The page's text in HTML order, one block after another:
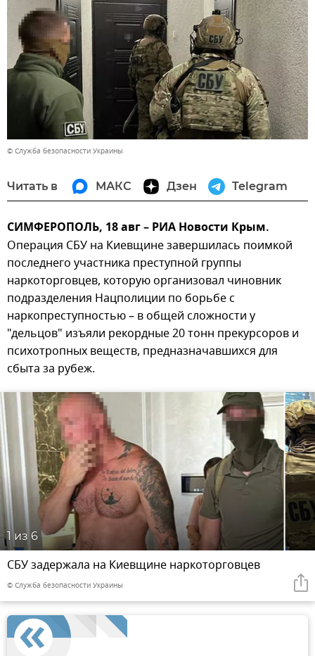
© Служба безопасности Украины
Читать в МАКС Дзен Telegram
СИМФЕРОПОЛЬ, 18 авг – РИА Новости Крым.
Операция СБУ на Киевщине завершилась поимкой
последнего участника преступной группы
наркоторговцев, которую организовал чиновник
подразделения Нацполиции по борьбе с
наркопреступностью – в общей сложности у
"дельцов" изъяли рекордные 20 тонн прекурсоров и
психотропных веществ, предназначавшихся для
сбыта за рубеж.
1 из 6
СБУ задержала на Киевщине наркоторговцев
© Служба безопасности Украины